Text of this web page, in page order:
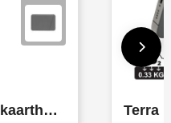
Magnetische telefoon kaarthouder